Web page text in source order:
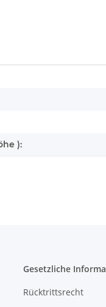
):
Gesetzliche
Rücktrittsrecht